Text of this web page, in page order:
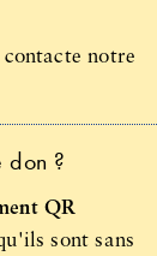
notre
don ?
QR
sont sans